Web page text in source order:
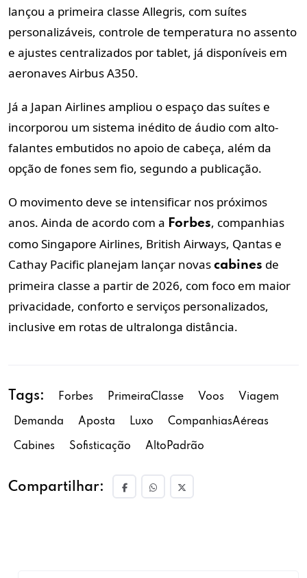
lançou a primeira classe Allegris, com suítes
personalizáveis, controle de temperatura no assento
e ajustes centralizados por tablet, já disponíveis em
aeronaves Airbus A350.
Já a Japan Airlines ampliou o espaço das suítes e
incorporou um sistema inédito de áudio com alto-
falantes embutidos no apoio de cabeça, além da
opção de fones sem fio, segundo a publicação.
O movimento deve se intensificar nos próximos
anos. Ainda de acordo com a Forbes, companhias
como Singapore Airlines, British Airways, Qantas e
Cathay Pacific planejam lançar novas cabines de
primeira classe a partir de 2026, com foco em maior
privacidade, conforto e serviços personalizados,
inclusive em rotas de ultralonga distância.
Tags: Forbes PrimeiraClasse Voos Viagem
Demanda Aposta Luxo CompanhiasAéreas
Cabines Sofisticação AltoPadrão
Compartilhar: